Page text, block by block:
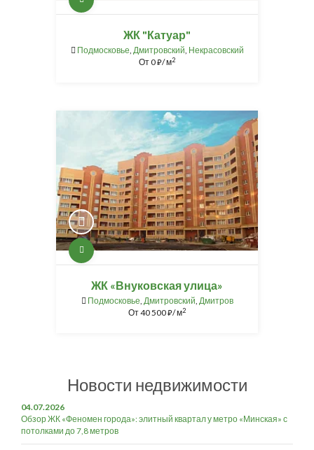
ЖК "Катуар"
Подмосковье, Дмитровский, Некрасовский
От0⃏/ м2
ЖК «Внуковская улица»
Подмосковье, Дмитровский, Дмитров
От40 500⃏/ м2
Новости недвижимости
04.07.2026
Обзор ЖК «Феномен города»: элитный квартал у метро «Минская» с
потолками до 7,8 метров